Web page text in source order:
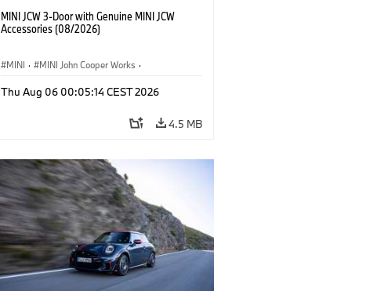
MINI JCW 3-Door with Genuine MINI JCW
Accessories (08/2026)
MINI · MINI John Cooper Works ·
Optional Extras, Accessories
Thu Aug 06 00:05:14 CEST 2026
4.5 MB